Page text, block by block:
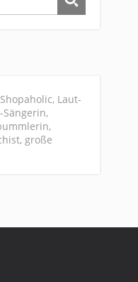
Laut-
Sängerin,
große